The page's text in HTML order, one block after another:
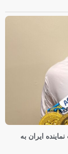
ایران به